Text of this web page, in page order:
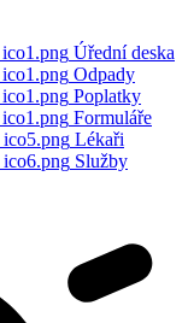
Úřední deska
Odpady
Poplatky
Formuláře
Lékaři
Služby